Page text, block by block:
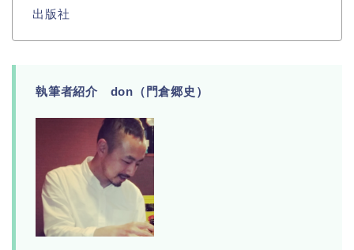
出版社
執筆者紹介 don（門倉郷史）